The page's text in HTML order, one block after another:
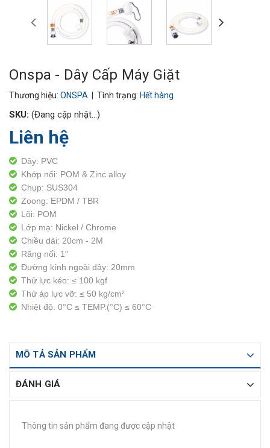
Onspa - Dây Cấp Máy Giặt
Thương hiệu: ONSPA | Tình trạng: Hết hàng
SKU: (Đang cập nhật...)
Liên hệ
Dây: PVC
Khớp nối: POM & Zinc alloy
Chụp: SUS304
Zoong: EPDM / TBR
Lõi: POM
Lớp mạ: Nickel / Chrome
Chiều dài: 20cm - 2M
Răng nối: 1"
Đường kính ngoài dây: 20mm
Thử lực kéo: ≤ 100 kgf
Thử áp lực vỡ: ≤ 50 kg/cm²
Nhiệt độ: 0°C ≤ TEMP.(°C) ≤ 60°C
MÔ TẢ SẢN PHẨM
ĐÁNH GIÁ
Thông tin sản phẩm đang được cập nhật